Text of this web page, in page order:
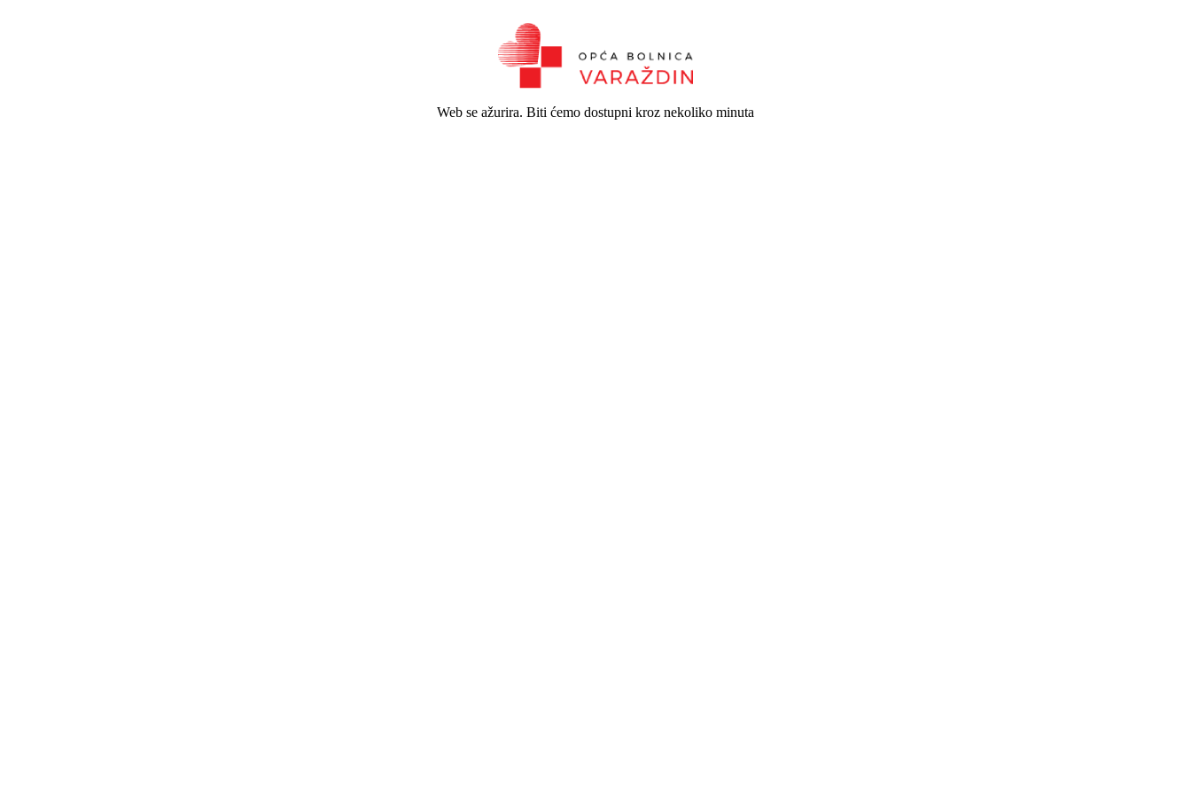
Web se ažurira. Biti ćemo dostupni kroz nekoliko minuta